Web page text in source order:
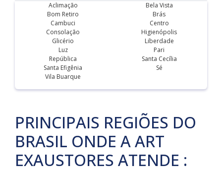
Aclimação
Bela Vista
Bom Retiro
Brás
Cambuci
Centro
Consolação
Higienópolis
Glicério
Liberdade
Luz
Pari
República
Santa Cecília
Santa Efigênia
Sé
Vila Buarque
PRINCIPAIS REGIÕES DO
BRASIL ONDE A ART
EXAUSTORES ATENDE :